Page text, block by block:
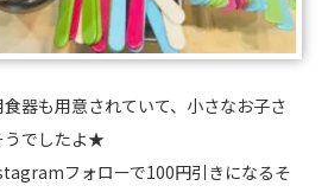
器も用意されていて、小さなお子さ
うでしたよ★
フォローで100円引きになるそ